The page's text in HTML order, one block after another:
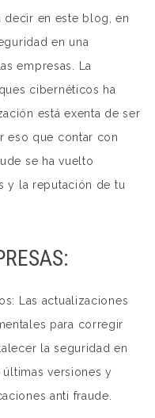
decir en este blog, en
en una
empresas. La
cibernéticos ha
está exenta de ser
eso que contar con
se ha vuelto
y la reputación de tu
Las actualizaciones
para corregir
la seguridad en
últimas versiones y
anti fraude.